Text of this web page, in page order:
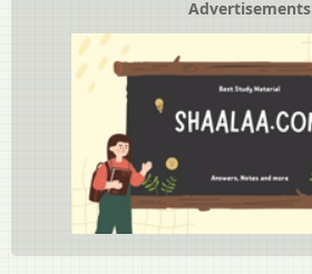
Advertisements